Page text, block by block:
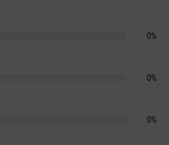
0%
0%
0%